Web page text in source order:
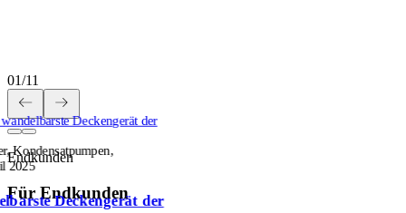
01/11
Endkunden
Für Endkunden
Deckengerät der
Kondensatpumpen,
2025
Deckengerät der